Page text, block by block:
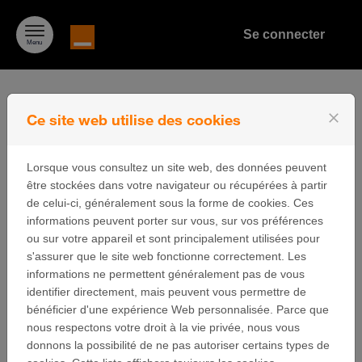
Menu
Se connecter
plateforme de
candidature
du Prix Orange de l’Entrepreneur Social en Afrique et
Moyen-Orient – POESAM
Chères entrepreneuses, Chers entrepreneurs, Vous
allez présenter votre candidature pour le POESAM et
contribuer ainsi de manière significative à l’émergence de
Ce site web utilise des cookies close
Lorsque vous consultez un site web, des données peuvent
être stockées dans votre navigateur ou récupérées à partir
de celui-ci, généralement sous la forme de cookies. Ces
informations peuvent porter sur vous, sur vos préférences
ou sur votre appareil et sont principalement utilisées pour
s'assurer que le site web fonctionne correctement. Les
informations ne permettent généralement pas de vous
identifier directement, mais peuvent vous permettre de
bénéficier d'une expérience Web personnalisée. Parce que
nous respectons votre droit à la vie privée, nous vous
donnons la possibilité de ne pas autoriser certains types de